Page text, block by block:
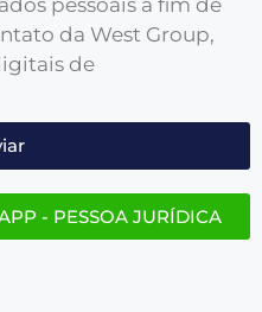
da West Group,
de
- PESSOA JURÍDICA